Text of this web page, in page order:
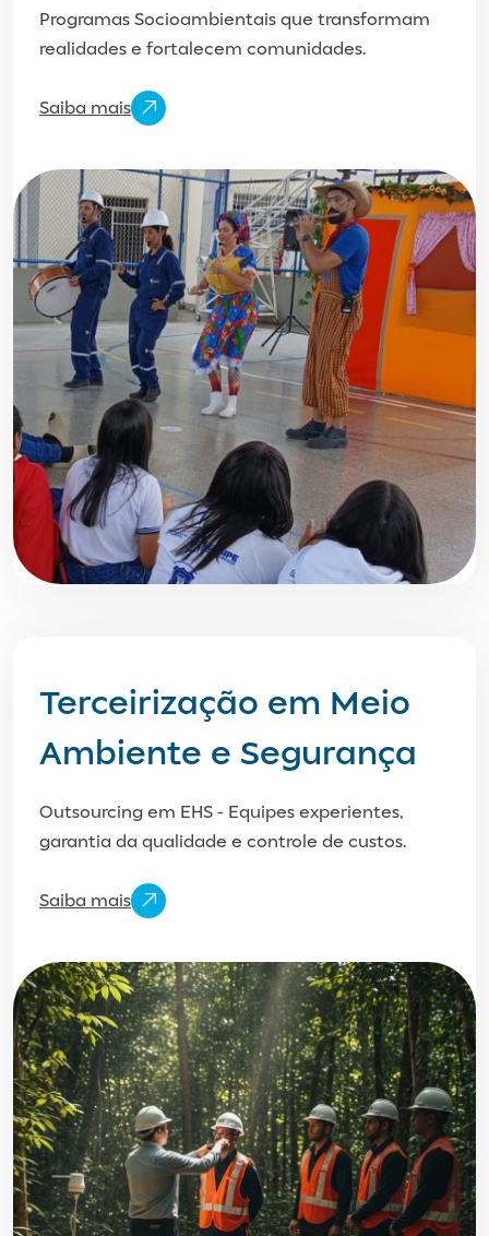
Programas Socioambientais que transformam
realidades e fortalecem comunidades.
Saiba mais
Terceirização em Meio
Ambiente e Segurança
Outsourcing em EHS - Equipes experientes,
garantia da qualidade e controle de custos.
Saiba mais